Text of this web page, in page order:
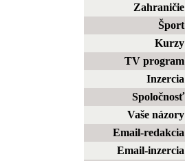
Zahraničie
Šport
Kurzy
TV program
Inzercia
Spoločnosť
Vaše názory
Email-redakcia
Email-inzercia